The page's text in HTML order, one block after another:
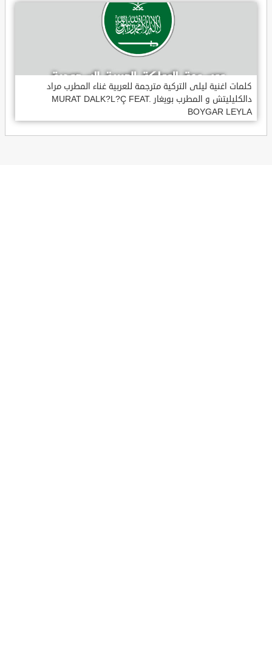
كلمات اغنية ليلى التركية مترجمة للعربية غناء المطرب مراد
دالكليليتش و المطرب بويغار MURAT DALK?L?Ç FEAT.
BOYGAR LEYLA